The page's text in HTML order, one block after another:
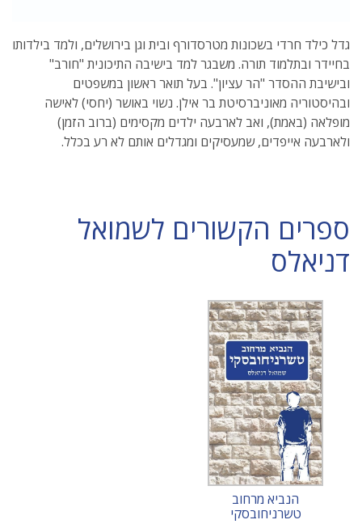
גדל כילד חרדי בשכונות מטרסדורף ובית וגן בירושלים, ולמד בילדותו
בחיידר ובתלמוד תורה. משבגר למד בישיבה התיכונית "חורב"
ובישיבת ההסדר "הר עציון". בעל תואר ראשון במשפטים
ובהיסטוריה מאוניברסיטת בר אילן. נשוי באושר (יחסי) לאישה
מופלאה (באמת), ואב לארבעה ילדים מקסימים (ברוב הזמן)
ולארבעה אייפדים, שמעסיקים ומגדלים אותם לא רע בכלל.
ספרים הקשורים לשמואל
דניאלס
הנביא מרחוב
טשרניחובסקי